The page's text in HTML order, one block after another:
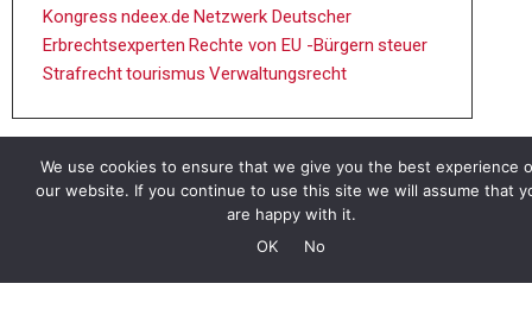
Kongress ndeex.de Netzwerk Deutscher
Erbrechtsexperten Rechte von EU -Bürgern steuer
Strafrechttourismus Verwaltungsrecht
We use cookies to ensure that we give you the best experience
our website. If you continue to use this site we will assume that
are happy with it.
OK
No